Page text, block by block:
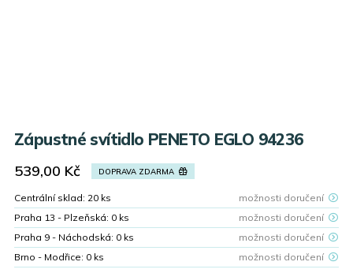
Zápustné svítidlo PENETO EGLO 94236
539,00 Kč DOPRAVA ZDARMA
Centrální sklad: 20 ks
možnosti doručení
Praha 13 - Plzeňská: 0 ks
možnosti doručení
Praha 9 - Náchodská: 0 ks
možnosti doručení
Brno - Modřice: 0 ks možnosti doručení